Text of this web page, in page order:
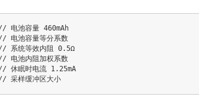
电池容量 460mAh
电池容量等分系数
系统等效内阻 0.5Ω
电池内阻加权系数
休眠时电流 1.25mA
采样缓冲区大小